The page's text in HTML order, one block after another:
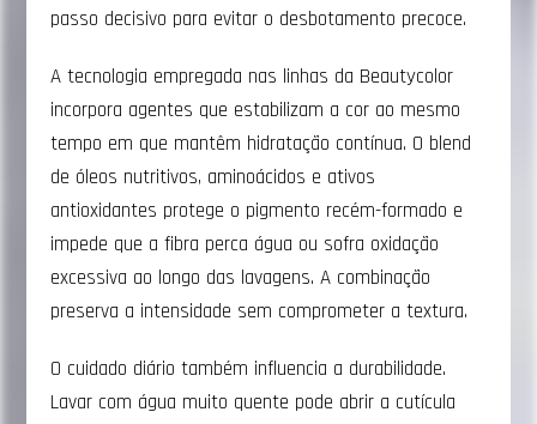
passo decisivo para evitar o desbotamento precoce.
A tecnologia empregada nas linhas da Beautycolor
incorpora agentes que estabilizam a cor ao mesmo
tempo em que mantêm hidratação contínua. O blend
de óleos nutritivos, aminoácidos e ativos
antioxidantes protege o pigmento recém-formado e
impede que a fibra perca água ou sofra oxidação
excessiva ao longo das lavagens. A combinação
preserva a intensidade sem comprometer a textura.
O cuidado diário também influencia a durabilidade.
Lavar com água muito quente pode abrir a cutícula